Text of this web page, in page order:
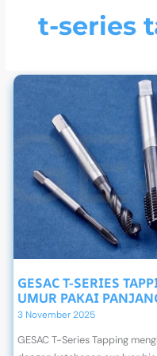
t-series
GESAC T-SERIES
UMUR PAKAI
3 November 2025
GESAC T-Series Tapping